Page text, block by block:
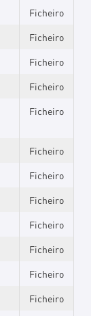
Ficheiro
Ficheiro
Ficheiro
Ficheiro
Ficheiro
Ficheiro
Ficheiro
Ficheiro
Ficheiro
Ficheiro
Ficheiro
Ficheiro